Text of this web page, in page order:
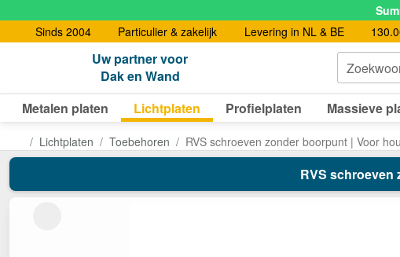
Sinds 2004
Particulier & zakelijk Levering in NL & BE
Uw partner voor
Dak en Wand
Metalen platen Lichtplaten Profielplaten Massieve
Lichtplaten Toebehoren RVS schroeven zonder boorpunt | Voor
RVS schroeven